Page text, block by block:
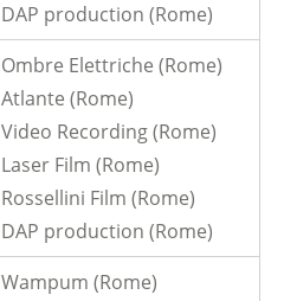
DAP production (Rome)
Ombre Elettriche (Rome)
Atlante (Rome)
Video Recording (Rome)
Laser Film (Rome)
Rossellini Film (Rome)
DAP production (Rome)
Wampum (Rome)